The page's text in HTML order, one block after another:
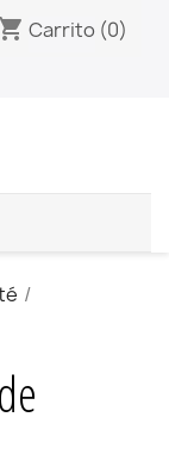
Carrito (0)